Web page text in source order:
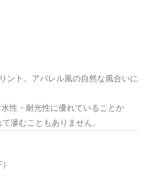
ント。アパレル風の自然な風合いに
性・耐光性に優れていることか
滲むこともありません。